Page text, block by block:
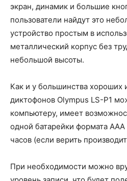
экран, динамик и большие
пользователи найдут это
устройство простым в
металлический корпус без
небольшой высоты.
Как и у большинства хороших
диктофонов Olympus LS-P1
компьютеру, имеет
одной батарейки формата
часов (если верить
При необходимости можно